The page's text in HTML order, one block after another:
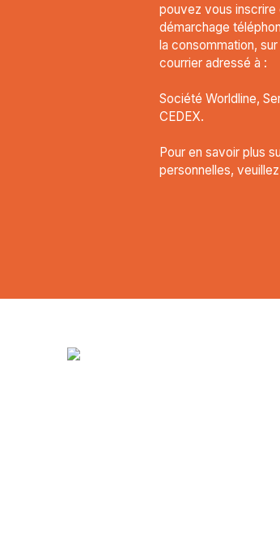
pouvez vous inscrire
démarchage
la consommation,
courrier adressé à :
Société Worldline,
CEDEX.
Pour en savoir plus
personnelles,